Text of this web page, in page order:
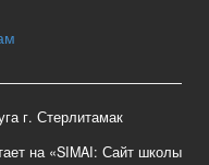
г. Стерлитамак
на «SIMAI: Сайт школы